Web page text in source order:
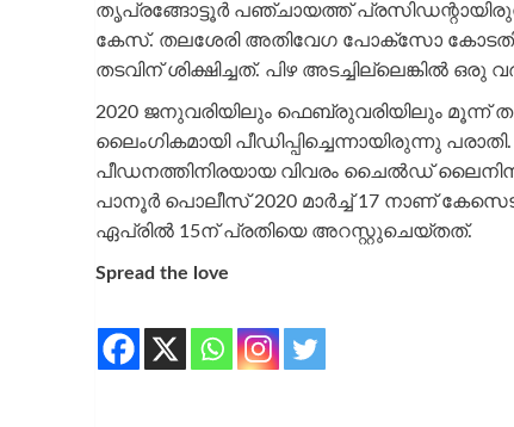
തൃപ്രങ്ങോട്ടൂര്‍ പഞ്ചായത്ത്
കേസ്. തലശേരി അതിവേഗ പോക്സോ കോടതി
തടവിന് ശിക്ഷിച്ചത്. പിഴ അടച്ചില്ലെങ്കില്‍
2020 ജനുവരിയിലും ഫെബ്രുവരിയിലും
ലൈംഗികമായി പീഡിപ്പിച്ചെന്നായിരുന്നു
പീഡനത്തിനിരയായ വിവരം ചൈല്‍ഡ്
പാനൂര്‍ പൊലീസ് 2020 മാര്‍ച്ച് 17 നാണ്
ഏപ്രില്‍ 15ന് പ്രതിയെ അറസ്റ്റുചെയ്തത്.
Spread the love